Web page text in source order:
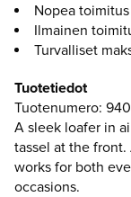
Nopea toimitus
Ilmainen
Turvalliset
Tuotetiedot
Tuotenumero:
A sleek loafer in
tassel at the
works for both
occasions.